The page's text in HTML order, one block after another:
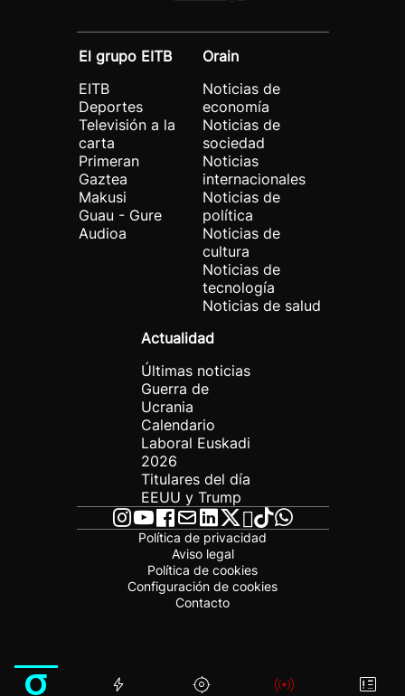
El grupo EITB
EITB
Deportes
Televisión a la
carta
Primeran
Gaztea
Makusi
Guau - Gure
Audioa
Orain
Noticias de
economía
Noticias de
sociedad
Noticias
internacionales
Noticias de
política
Noticias de
cultura
Noticias de
tecnología
Noticias de salud
Actualidad
Últimas noticias
Guerra de
Ucrania
Calendario
Laboral Euskadi
2026
Titulares del día
EEUU y Trump
Política de privacidad
Aviso legal
Política de cookies
Configuración de cookies
Contacto